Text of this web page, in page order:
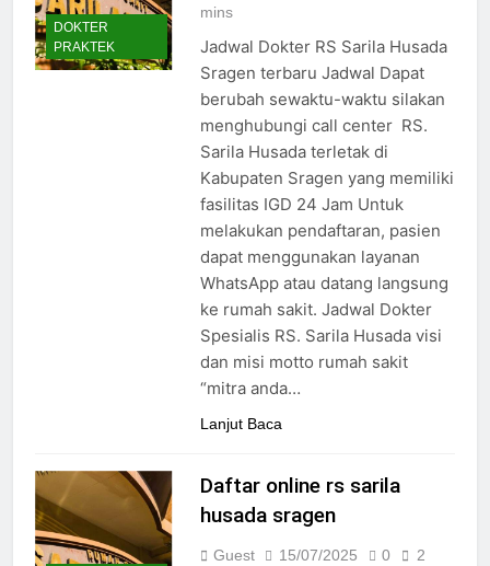
Daftar online rs sarila
Jadwal Dokter RS. Puri Asih
Salatiga 2025
15/07/2025
Jadwal Dokter RS Mulia
Hati Wonogiri
15/07/2025
Pendaftaran Pasien BPJS
RSUD Bung Karno
24/05/2024
Pendaftaran Pasien BPJS
RSUD Banyumas
24/05/2024
DOKTER
PRAKTEK
mins
Jadwal Dokter RS Sarila Husada
Sragen terbaru Jadwal Dapat
berubah sewaktu-waktu silakan
menghubungi call center RS.
Sarila Husada terletak di
Kabupaten Sragen yang memiliki
fasilitas IGD 24 Jam Untuk
melakukan pendaftaran, pasien
dapat menggunakan layanan
WhatsApp atau datang langsung
ke rumah sakit. Jadwal Dokter
Spesialis RS. Sarila Husada visi
dan misi motto rumah sakit
“mitra anda…
Lanjut Baca
Daftar online rs sarila
husada sragen
Guest 15/07/2025 0
2